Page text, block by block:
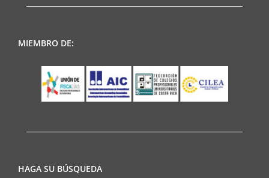
MIEMBRO DE:
HAGA SU BÚSQUEDA